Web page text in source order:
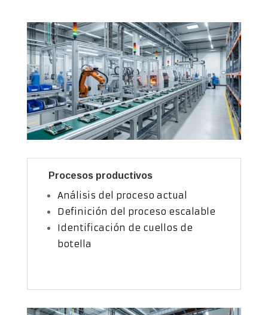
Procesos productivos
Análisis del proceso actual
Definición del proceso escalable
Identificación de cuellos de
botella